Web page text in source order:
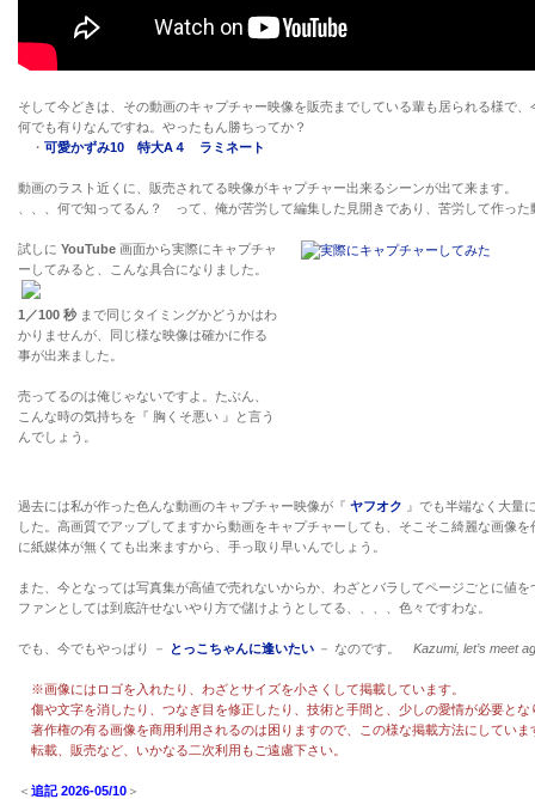
そして今どきは、その動画のキャプチャー映像を販売までしている輩も居られる様で
何でも有りなんですね。やったもん勝ちってか？
・ 可愛かずみ10 特大A４ ラミネート
動画のラスト近くに、販売されてる映像がキャプチャー出来るシーンが出て来ます。
、、、何で知ってるん？ って、俺が苦労して編集した見開きであり、苦労して作った
試しに YouTube 画面から実際にキャプチャ
ーしてみると、こんな具合になりました。
1／100 秒まで同じタイミングかどうかはわ
かりませんが、同じ様な映像は確かに作る
事が出来ました。
売ってるのは俺じゃないですよ。たぶん、
こんな時の気持ちを『 胸くそ悪い 』と言う
んでしょう。
過去には私が作った色んな動画のキャプチャー映像が『 ヤフオク 』でも半端なく大量
した。高画質でアップしてますから動画をキャプチャーしても、そこそこ綺麗な画像
に紙媒体が無くても出来ますから、手っ取り早いんでしょう。
また、今となっては写真集が高値で売れないからか、わざとバラしてページごとに値
ファンとしては到底許せないやり方で儲けようとしてる、、、、色々ですわな。
でも、今でもやっぱり － とっこちゃんに逢いたい － なのです。 Kazumi, let’s meet
※画像にはロゴを入れたり、わざとサイズを小さくして掲載しています。
傷や文字を消したり、つなぎ目を修正したり、技術と手間と、少しの愛情が必要とな
著作権の有る画像を商用利用されるのは困りますので、この様な掲載方法にしていま
転載、販売など、いかなる二次利用もご遠慮下さい。
＜ 追記 2026-05/10 ＞